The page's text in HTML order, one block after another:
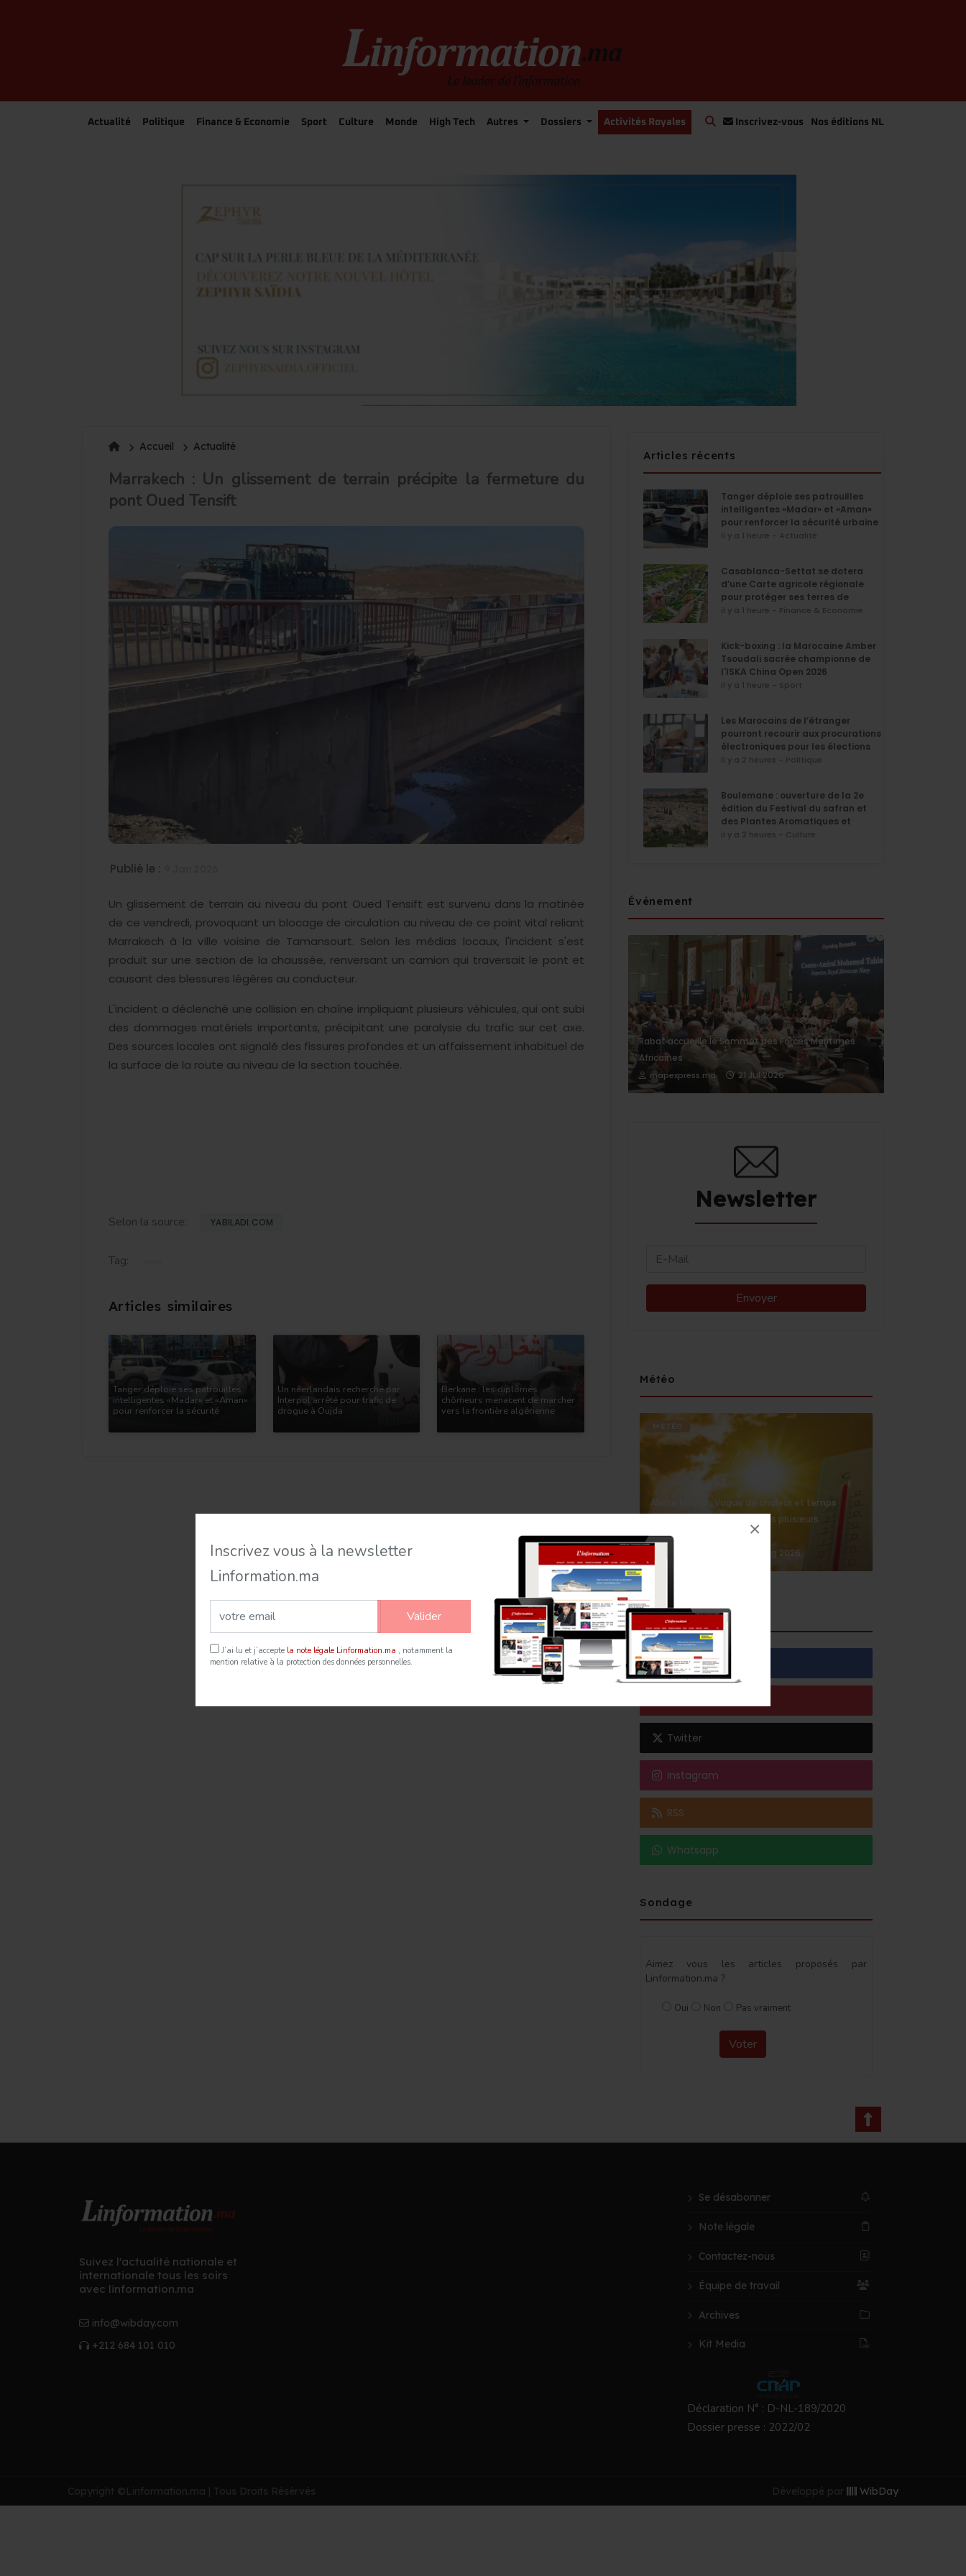
Inscrivez vous à la newsletter
Linformation.ma
Valider
J’ai lu et j’accepte la note légale Linformation.ma , notamment la
mention relative à la protection des données personnelles.
×
Actualité Politique Finance & Economie Sport Culture Monde High Tech Autres Dossiers Activités Royales Inscrivez-vous Nos éditions NL
Accueil Actualité
Marrakech : Un glissement de terrain précipite la fermeture du
pont Oued Tensift
Publié le :
Un glissement de terrain au niveau du pont Oued Tensift est survenu dans la matinée
de ce vendredi, provoquant un blocage de circulation au niveau de ce point vital reliant
Marrakech à la ville voisine de Tamansourt. Selon les médias locaux, l'incident s'est
produit sur une section de la chaussée, renversant un camion qui traversait le pont et
causant des blessures légères au conducteur.
L'incident a déclenché une collision en chaîne impliquant plusieurs véhicules, qui ont subi
des dommages matériels importants, précipitant une paralysie du trafic sur cet axe.
Des sources locales ont signalé des fissures profondes et un affaissement inhabituel de
la surface de la route au niveau de la section touchée.
Selon la source: YABILADI.COM
Tag:
Tanger déploie ses patrouilles
intelligentes «Madar» et «Aman»
pour renforcer la sécurité
Un néerlandais recherché par
Interpol arrêté pour trafic de
drogue à Oujda
Berkane : les diplômés
chômeurs menacent de marcher
vers la frontière algérienne
Articles récents
Tanger déploie ses patrouilles
intelligentes «Madar» et «Aman»
pour renforcer la sécurité urbaine
il y a 1 heure - Actualité
Casablanca-Settat se dotera
d’une Carte agricole régionale
pour protéger ses terres de
l’urbanisation
il y a 1 heure - Finance & Economie
Kick-boxing : la Marocaine Amber
Tsoudali sacrée championne de
l'ISKA China Open 2026
il y a 1 heure - Sport
Les Marocains de l’étranger
pourront recourir aux procurations
électroniques pour les élections
de septembre
il y a 2 heures - Politique
Boulemane : ouverture de la 2e
édition du Festival du safran et
des Plantes Aromatiques et
Médicinales
il y a 2 heures - Culture
Événement
Rabat accueille le Sommet des Forces Maritimes
Africaines
mapexpress.ma 21 Jul 2026
Newsletter
Météo
METÉO
Alerte Météo : Vague de chaleur et temps
chaud de mardi à jeudi dans plusieurs
provinces du Royaume
4 Aug 2026
Social media
Facebook
Twitter
Instagram
RSS
Whatsapp
Sondage
Aimez vous les articles proposés par
Linformation.ma ?
Oui Non Pas vraiment
Voter
Suivez l'actualité nationale et
internationale tous les soirs
avec linformation.ma
info@wibday.com
+212 684 101 010
Se désabonner
Note légale
Contactez-nous
Équipe de travail
Archives
Kit Media
Déclaration N° : D-NL-189/2020
Dossier presse : 2022/02
Copyright ©Linformation.ma | Tous Droits Résérvés Développé par WibDay